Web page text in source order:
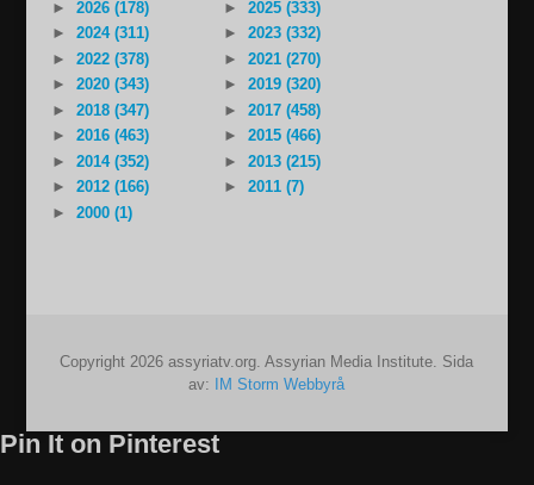
► 2026 (178) ►
2025 (333)
►
2024 (311) ►
2023 (332)
►
2022 (378) ►
2021 (270)
►
2020 (343) ►
2019 (320)
►
2018 (347) ►
2017 (458)
►
2016 (463) ►
2015 (466)
►
2014 (352) ►
2013 (215)
►
2012 (166) ►
2011 (7)
►
2000 (1)
Copyright 2026 assyriatv.org. Assyrian Media Institute. Sida
av:
IM Storm Webbyrå
Pin It on Pinterest